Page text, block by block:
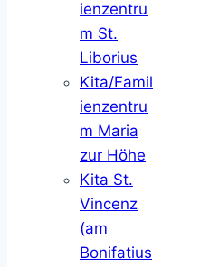
ienzentru
m St.
Liborius
Kita/Famil
ienzentru
m Maria
zur Höhe
Kita St.
Vincenz
(am
Bonifatius